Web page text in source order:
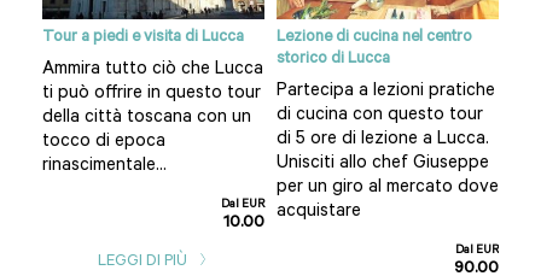
Tour a piedi e visita di Lucca
Ammira tutto ciò che Lucca
ti può offrire in questo tour
della città toscana con un
tocco di epoca
rinascimentale...
Dal EUR
10.00
LEGGI DI PIÙ
Lezione di cucina nel centro
storico di Lucca
Partecipa a lezioni pratiche
di cucina con questo tour
di 5 ore di lezione a Lucca.
Unisciti allo chef Giuseppe
per un giro al mercato dove
acquistare
Dal EUR
90.00